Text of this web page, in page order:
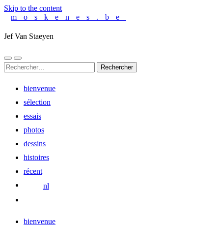
Skip to the content
moskenes.be
Jef Van Staeyen
Toggle
mobile
menu
Toggle
search
field
Rechercher :
bienvenue
sélection
essais
photos
dessins
histoires
récent
nl
bienvenue